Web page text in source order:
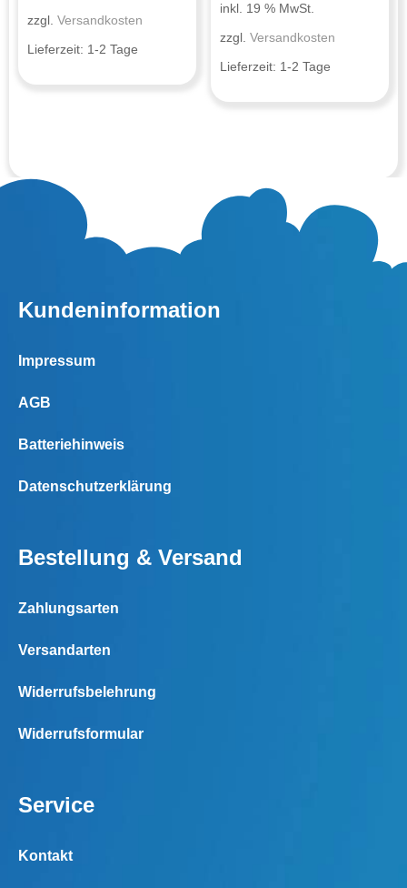
zzgl. Versandkosten
Lieferzeit: 1-2 Tage
inkl. 19 % MwSt.
zzgl.Versandkosten
Lieferzeit: 1-2 Tage
Kundeninformation
Impressum
AGB
Batteriehinweis
Datenschutzerklärung
Bestellung & Versand
Zahlungsarten
Versandarten
Widerrufsbelehrung
Widerrufsformular
Service
Kontakt